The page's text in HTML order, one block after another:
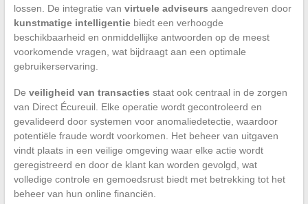
lossen. De integratie van virtuele adviseurs aangedreven door
kunstmatige intelligentiebiedt een verhoogde
beschikbaarheid en onmiddellijke antwoorden op de meest
voorkomende vragen, wat bijdraagt aan een optimale
gebruikerservaring.
De veiligheid van transacties staat ook centraal in de zorgen
van Direct Écureuil. Elke operatie wordt gecontroleerd en
gevalideerd door systemen voor anomaliedetectie, waardoor
potentiële fraude wordt voorkomen. Het beheer van uitgaven
vindt plaats in een veilige omgeving waar elke actie wordt
geregistreerd en door de klant kan worden gevolgd, wat
volledige controle en gemoedsrust biedt met betrekking tot het
beheer van hun online financiën.